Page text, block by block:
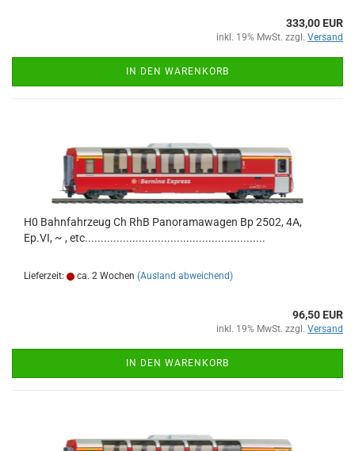
333,00 EUR
inkl. 19% MwSt. zzgl. Versand
IN DEN WARENKORB
H0 Bahnfahrzeug Ch RhB Panoramawagen Bp 2502, 4A,
Ep.VI, ~ , etc.........................................................
Lieferzeit: ca. 2 Wochen (Ausland abweichend)
96,50 EUR
inkl. 19% MwSt. zzgl. Versand
IN DEN WARENKORB